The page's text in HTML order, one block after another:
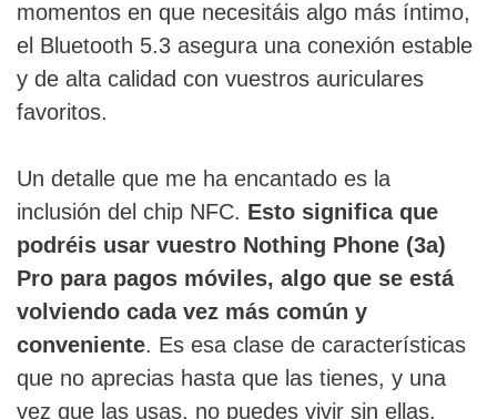
momentos en que necesitáis algo más íntimo,
el Bluetooth 5.3 asegura una conexión estable
y de alta calidad con vuestros auriculares
favoritos.
Un detalle que me ha encantado es la
inclusión del chip NFC. Esto significa que
podréis usar vuestro Nothing Phone (3a)
Pro para pagos móviles, algo que se está
volviendo cada vez más común y
conveniente. Es esa clase de características
que no aprecias hasta que las tienes, y una
vez que las usas, no puedes vivir sin ellas.